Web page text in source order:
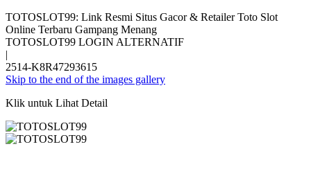
TOTOSLOT99: Link Resmi Situs Gacor & Retailer Toto Slot
Online Terbaru Gampang Menang
TOTOSLOT99 LOGIN ALTERNATIF
|
2514-K8R47293615
Skip to the end of the images gallery
Klik untuk Lihat Detail